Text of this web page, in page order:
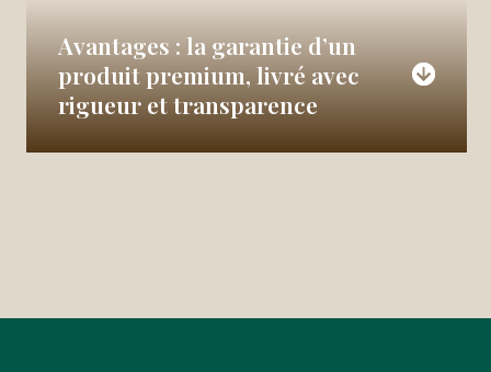
Avantages : la garantie d’un
produit premium, livré avec
rigueur et transparence